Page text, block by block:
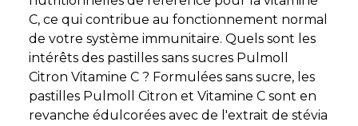
C, ce qui contribue au fonctionnement normal
de votre système immunitaire. Quels sont les
intérêts des pastilles sans sucres Pulmoll
Citron Vitamine C ? Formulées sans sucre, les
pastilles Pulmoll Citron et Vitamine C sont en
revanche édulcorées avec de l'extrait de stévia